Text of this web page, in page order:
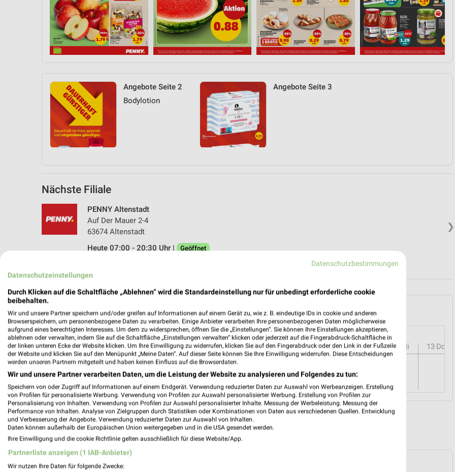
Angebote Seite 2
Bodylotion
Angebote Seite 3
Nächste Filiale
❯
PENNY Altenstadt
Auf Der Mauer 2-4
63674 Altenstadt
Heute 07:00 - 20:30 Uhr |
Geöffnet
Angebote-Kalender für PENNY in Altenstadt und Umgebung
Aug.
03Mo 04Di 05Mi 06 Do 07 Fr 08 Sa 09So 10Mo 11Di 12 Mi 13 Do
PENNY - Angebote ab 03.08.
MEHR PROSPEKTE
weekli Magazin
Datenschutzbestimmungen
Datenschutzeinstellungen
Durch Klicken auf die Schaltfläche „Ablehnen“ wird die Standardeinstellung nur für unbedingt erforderliche cookie
beibehalten.
Wir und unsere Partner speichern und/oder greifen auf Informationen auf einem Gerät zu, wie z. B. eindeutige IDs in cookie und anderen
Browserspeichern, um personenbezogene Daten zu verarbeiten. Einige Anbieter verarbeiten Ihre personenbezogenen Daten möglicherweise
aufgrund eines berechtigten Interesses. Um dem zu widersprechen, öffnen Sie die „Einstellungen“. Sie können Ihre Einstellungen akzeptieren,
ablehnen oder verwalten, indem Sie auf die Schaltfläche „Einstellungen verwalten“ klicken oder jederzeit auf die Fingerabdruck-Schaltfläche in
der linken unteren Ecke der Website klicken. Um Ihre Einwilligung zu widerrufen, klicken Sie auf den Fingerabdruck oder den Link in der Fußzeile
der Website und klicken Sie auf den Menüpunkt „Meine Daten“. Auf dieser Seite können Sie Ihre Einwilligung widerrufen. Diese Entscheidungen
werden unseren Partnern mitgeteilt und haben keinen Einfluss auf die Browserdaten.
Wir und unsere Partner verarbeiten Daten, um die Leistung der Website zu analysieren und Folgendes zu tun:
Speichern von oder Zugriff auf Informationen auf einem Endgerät. Verwendung reduzierter Daten zur Auswahl von Werbeanzeigen. Erstellung
von Profilen für personalisierte Werbung. Verwendung von Profilen zur Auswahl personalisierter Werbung. Erstellung von Profilen zur
Personalisierung von Inhalten. Verwendung von Profilen zur Auswahl personalisierter Inhalte. Messung der Werbeleistung. Messung der
Performance von Inhalten. Analyse von Zielgruppen durch Statistiken oder Kombinationen von Daten aus verschiedenen Quellen. Entwicklung
und Verbesserung der Angebote. Verwendung reduzierter Daten zur Auswahl von Inhalten.
Daten können außerhalb der Europäischen Union weitergegeben und in die USA gesendet werden.
Ihre Einwilligung und die cookie Richtlinie gelten ausschließlich für diese Website/App.
Partnerliste anzeigen (1 IAB-Anbieter)
Wir nutzen Ihre Daten für folgende Zwecke: